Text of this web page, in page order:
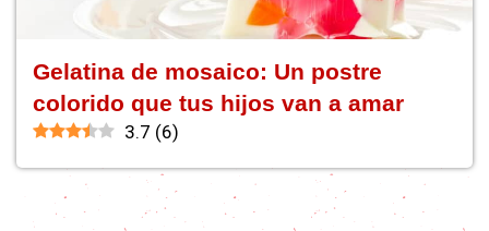
Gelatina de mosaico: Un postre
colorido que tus hijos van a amar
3.7 (6)